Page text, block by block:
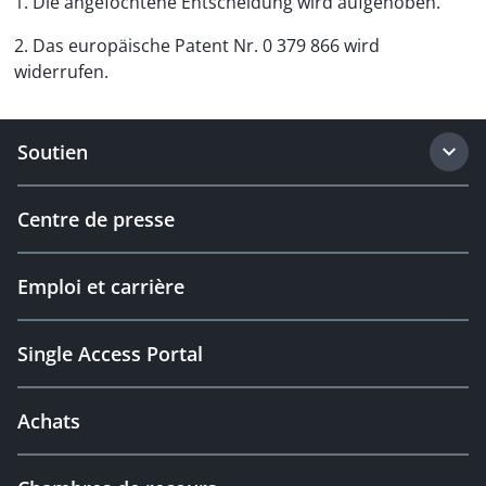
2. Das europäische Patent Nr. 0 379 866 wird
widerrufen.
Soutien
Centre de presse
Emploi et carrière
Single Access Portal
Achats